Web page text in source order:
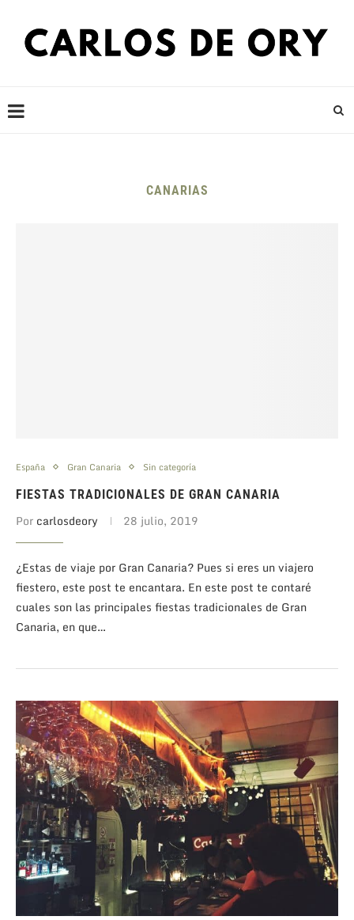
CANARIAS
España Gran Canaria Sin categoría
FIESTAS TRADICIONALES DE GRAN CANARIA
Por carlosdeory 28 julio, 2019
¿Estas de viaje por Gran Canaria? Pues si eres un viajero
fiestero, este post te encantara. En este post te contaré
cuales son las principales fiestas tradicionales de Gran
Canaria, en que…